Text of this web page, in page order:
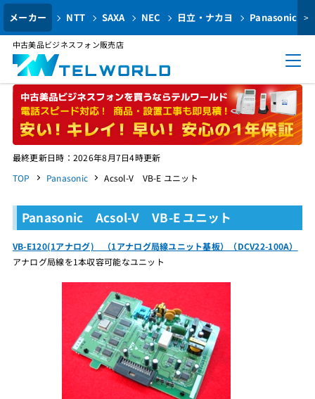
メーカー NTT SAXA NEC 日立・ナカヨ Panasonic >
中古美品ビジネスフォン販売店
最終更新日時：2026年8月7日4時更新
TOP
Panasonic Acsol-V VB-E ユニット
Panasonic Acsol-V VB-E ユニット
VB-E120(1アナログ) （1アナログ局線ユニット基板）（DCV22-100A）
アナログ局線を1本収容可能なユニット